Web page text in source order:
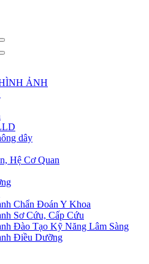
ẢNH
dây
Hệ Cơ Quan
Chẩn Đoán Y Khoa
Sơ Cứu, Cấp Cứu
Đào Tạo Kỹ Năng Lâm Sàng
Điều Dưỡng